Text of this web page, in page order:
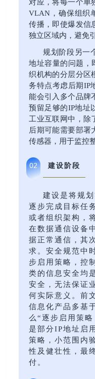
对应，将每一个单
VLAN，确保组织
传播，即使爆发信
独立区域内，避免
规划阶段另一
地址容量的问题，
织机构的分层分区
务特点考虑后期IP
能会引入多个品牌
预留足够的IP地址
工业互联网中，除
后期可能需要部署
传感器，用于监控
02 建设阶段
建设是将规
逐步完成目标任
或者组织架构，
在数据通信设备
据正常通信，其
求。安全规范中
步启用策略，控
类的信息安全均
安全，无法保证
何实际意义。前
信息化产品多基
么“逐步启用策
是部分IP地址启
策略，小范围内
性及健壮性，最
付。